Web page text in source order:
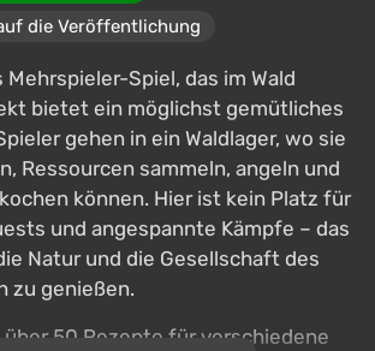
die Veröffentlichung
Spiel, das im Wald
bietet ein möglichst gemütliches
gehen in ein Waldlager, wo sie
Ressourcen sammeln, angeln und
können. Hier ist kein Platz für
und angespannte Kämpfe – das
Natur und die Gesellschaft des
zu genießen.
50 Rezepte für verschiedene